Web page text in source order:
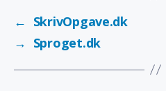
← SkrivOpgave.dk
→ Sproget.dk